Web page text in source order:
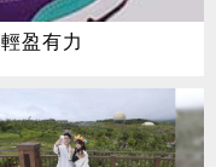
盈有力